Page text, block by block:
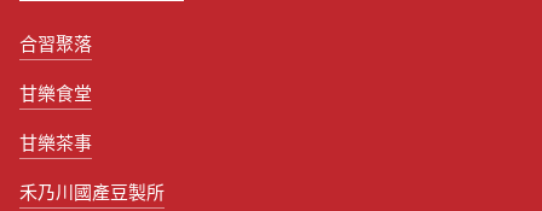
合習聚落
甘樂食堂
甘樂茶事
禾乃川國產豆製所